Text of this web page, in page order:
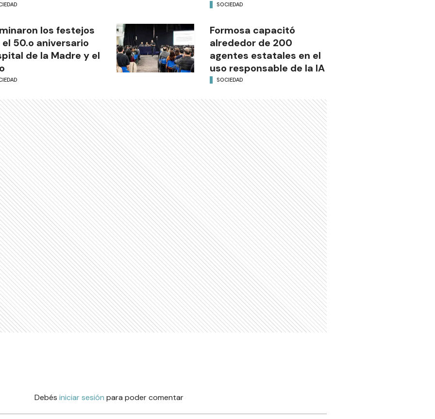
SOCIEDAD
los festejos
50.o aniversario
de la Madre y el
Formosa capacitó
alrededor de 200
agentes estatales en el
uso responsable de la IA
SOCIEDAD
Debés iniciar sesión para poder comentar